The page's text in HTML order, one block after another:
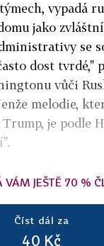
vypadá
jako
se
dost tvrdé,"
vůči
melodie,
je podle
VÁM JEŠTĚ 70 %
Číst dál za
40 Kč